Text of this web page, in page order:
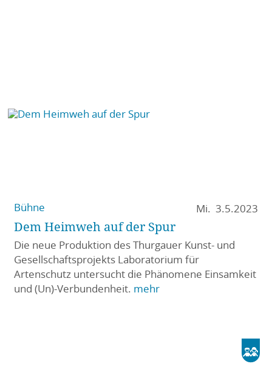
Bühne Mi. 3.5.2023
Dem Heimweh auf der Spur
Die neue Produktion des Thurgauer Kunst- und
Gesellschaftsprojekts Laboratorium für
Artenschutz untersucht die Phänomene Einsamkeit
und (Un)-Verbundenheit. mehr